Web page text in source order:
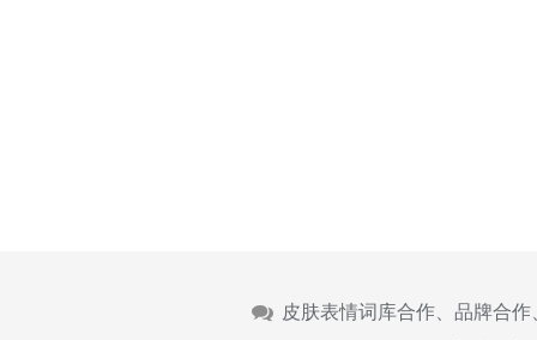
皮肤表情词库合作、品牌合